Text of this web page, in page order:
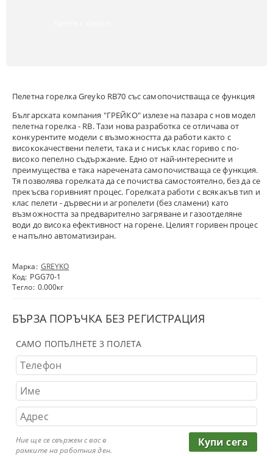
Пeлетна горелка Greyko RB70 със самопочистваща се функция
Българската компания "ГРЕЙКО" излезе на пазара с нов модел
пелетна горелка - RB. Тази нова разработка се отличава от
конкурентите модели с възможността да работи както с
висококачествени пелети, така и с нисък клас гориво с по-
високо пепелно съдържание. Едно от най-интересните и
преимущества е така наречената самопочистваща се функция.
Тя позволява горелката да се почиства самостоятелно, без да се
прекъсва горивният процес. Горелката работи с всякакъв тип и
клас пелети - дървесни и агропелети (без сламени) като
възможността за предварително загряване и газоотделяне
води до висока ефективност на горене. Целият горивен процес
е напълно автоматизиран.
Марка: GREYKO
Код: PGG70-1
Тегло: 0.000кг
БЪРЗА ПОРЪЧКА БЕЗ РЕГИСТРАЦИЯ
САМО ПОПЪЛНЕТЕ 3 ПОЛЕТА
Ние ще се свържем с вас в
рамките на работния ден.